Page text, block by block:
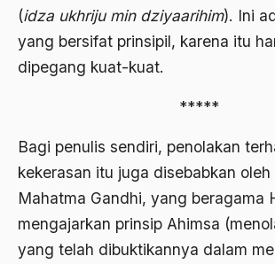
(idza ukhriju min dziyaarihim). Ini
yang bersifat prinsipil, karena itu
dipegang kuat-kuat.
*****
Bagi penulis sendiri, penolakan
kekerasan itu juga disebabkan oleh
Mahatma Gandhi, yang beragama
mengajarkan prinsip Ahimsa
yang telah dibuktikannya dalam
Akademi Jakarta
Akbar tanjung
akhlak
Akidah
Aktivis
Aktivis Muda
akulturasi